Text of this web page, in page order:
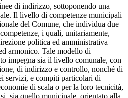
di indirizzo, sottoponendo una
Il livello di competenze municipali
del Comune, che individua due
i quali, unitariamente,
politica ed amministrativa
armonico. Tale modello di
impegna sia il livello comunale, con
di indirizzo e controllo, nonché di
servizi, e compiti particolari di
di scala o per la loro tecnicità,
sia quello municipale, orientato alla